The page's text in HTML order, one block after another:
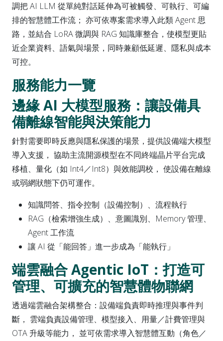
調把 AI LLM 從單純對話延伸為可被觸發、可執行、可編
排的智慧體工作流； 亦可依專案需求導入此類 Agent 思
路，並結合 LoRA 微調與 RAG 知識庫整合，使模型更貼
近企業資料、語氣與場景，同時兼顧低延遲、隱私與成本
可控。
服務能力一覽
邊緣 AI 大模型服務：讓設備具
備離線智能與決策能力
針對需要即時反應與隱私保護的場景，提供設備端大模型
導入支援， 協助主流開源模型在不同終端晶片平台完成
移植、量化（如 Int4／Int8）與效能調校， 使設備在離線
或弱網狀態下仍可運作。
知識問答、指令控制（設備控制）、流程執行
RAG（檢索增強生成）、意圖識別、Memory 管理、
Agent 工作流
讓 AI 從「能回答」進一步成為「能執行」
端雲融合 Agentic IoT：打造可
管理、可擴充的智慧體物聯網
透過端雲融合架構整合：設備端負責即時推理與事件判
斷， 雲端負責設備管理、模型接入、用量／計費管理與
OTA 升級等能力， 並可依需求導入智慧體互動（角色／